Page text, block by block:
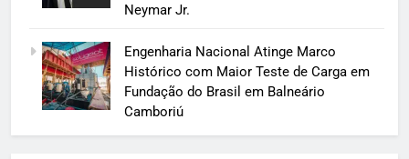
Neymar Jr.
Engenharia Nacional Atinge Marco
Histórico com Maior Teste de Carga em
Fundação do Brasil em Balneário
Camboriú